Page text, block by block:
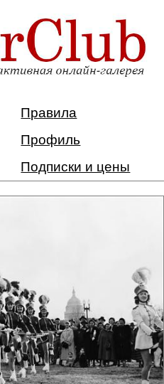
Правила
Профиль
Подписки и цены